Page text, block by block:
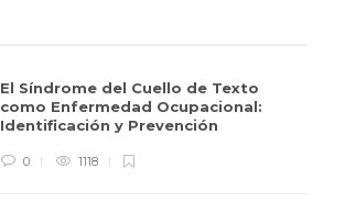
El Síndrome del Cuello de Texto
como Enfermedad Ocupacional:
Identificación y Prevención
0 1118